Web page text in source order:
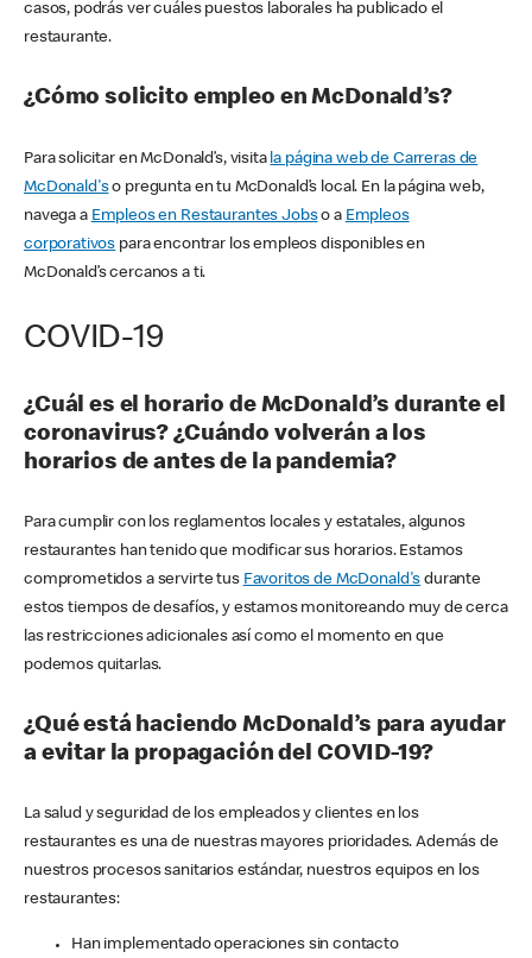
casos, podrás ver cuáles puestos laborales ha publicado el
restaurante.
¿Cómo solicito empleo en McDonald’s?
Para solicitar en McDonald’s, visita la página web de Carreras de
McDonald'so pregunta en tu McDonald’s local. En la página web,
navega a Empleos en Restaurantes Jobso a Empleos
corporativos para encontrar los empleos disponibles en
McDonald’s cercanos a ti.
COVID-19
¿Cuál es el horario de McDonald’s durante el
coronavirus? ¿Cuándo volverán a los
horarios de antes de la pandemia?
Para cumplir con los reglamentos locales y estatales, algunos
restaurantes han tenido que modificar sus horarios. Estamos
comprometidos a servirte tus Favoritos de McDonald's durante
estos tiempos de desafíos, y estamos monitoreando muy de cerca
las restricciones adicionales así como el momento en que
podemos quitarlas.
¿Qué está haciendo McDonald’s para ayudar
a evitar la propagación del COVID-19?
La salud y seguridad de los empleados y clientes en los
restaurantes es una de nuestras mayores prioridades. Además de
nuestros procesos sanitarios estándar, nuestros equipos en los
restaurantes:
Han implementado operaciones sin contacto